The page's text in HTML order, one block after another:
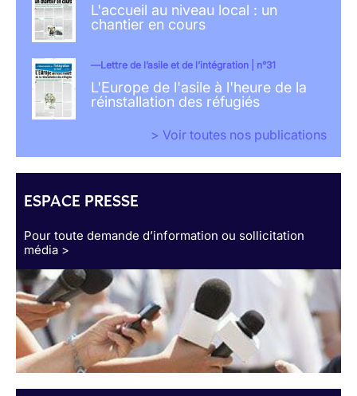
L'accueil au niveau local : un
chantier en cours
Lettre de l’asile et de l’intégration | n°31
L'Europe de l'asile à l'heure de la
réinstallation des réfugiés
> Voir toutes nos publications
ESPACE PRESSE
Pour toute demande d’information ou sollicitation
média >